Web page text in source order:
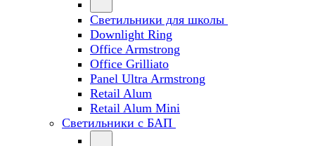
Светильники для школы
Downlight Ring
Office Armstrong
Office Grilliato
Panel Ultra Armstrong
Retail Alum
Retail Alum Mini
Светильники с БАП